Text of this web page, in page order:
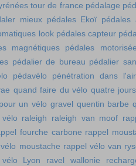
tour de france pédalage
mieux pédales Ekoï pédales
look pédales capteur
magnétiques
pédales
pédalier de bureau pédalier
pédavélo
pénétration dans l'air
quand faire du vélo quatre
un vélo gravel quentin barbe
raleigh raleigh van moof
fourche carbone rappel
moustache rappel vélo van
vélo Lyon
ravel wallonie